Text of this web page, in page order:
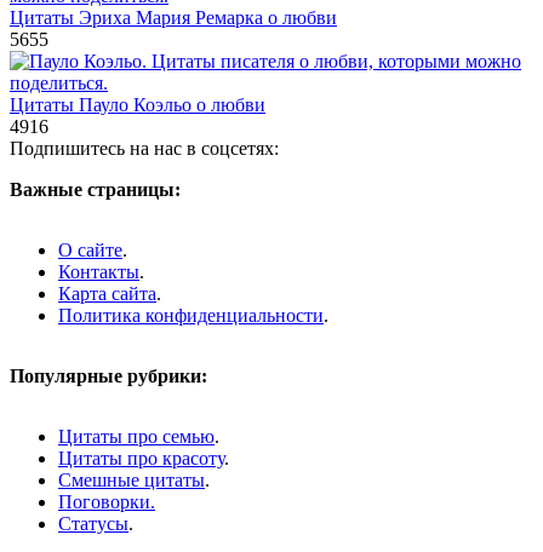
Цитаты Эриха Мария Ремарка о любви
5655
Цитаты Пауло Коэльо о любви
4916
Подпишитесь на нас в соцсетях:
Важные страницы:
О сайте.
Контакты.
Карта сайта.
Политика конфиденциальности.
Популярные рубрики:
Цитаты про семью.
Цитаты про красоту.
Смешные цитаты.
Поговорки.
Статусы.